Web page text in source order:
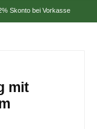
Skonto bei Vorkasse
mit